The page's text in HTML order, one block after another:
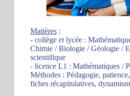
Matières :
- collège et lycée :
Chimie / Biologie / Géologie /
scientifique
- licence L1 : Mathématiques /
Méthodes : Pédagogie,
fiches récapitulatives,